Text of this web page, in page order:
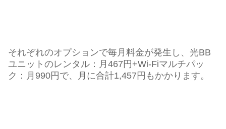
それぞれのオプションで毎月料金が発生し、光BB
ユニットのレンタル：月467円+Wi-Fiマルチパッ
ク：月990円で、月に合計1,457円もかかります。